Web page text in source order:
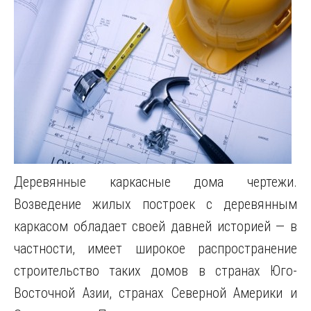
Деревянные каркасные дома чертежи.
Возведение жилых построек с деревянным
каркасом обладает своей давней историей — в
частности, имеет широкое распространение
строительство таких домов в странах Юго-
Восточной Азии, странах Северной Америки и